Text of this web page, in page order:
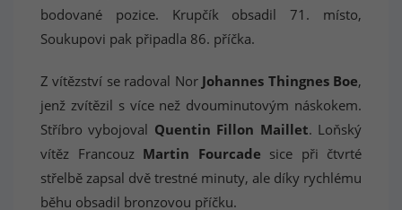
bodované pozice. Krupčík obsadil 71. místo,
Soukupovi pak připadla 86. příčka.
Z vítězství se radoval Nor Johannes Thingnes Boe,
jenž zvítězil s více než dvouminutovým náskokem.
Stříbro vybojoval Quentin Fillon Maillet. Loňský
vítěz Francouz Martin Fourcade sice při čtvrté
střelbě zapsal dvě trestné minuty, ale díky rychlému
běhu obsadil bronzovou příčku.